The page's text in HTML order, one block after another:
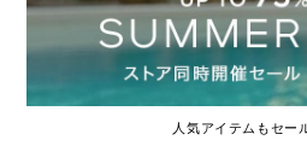
人気アイテムもセー